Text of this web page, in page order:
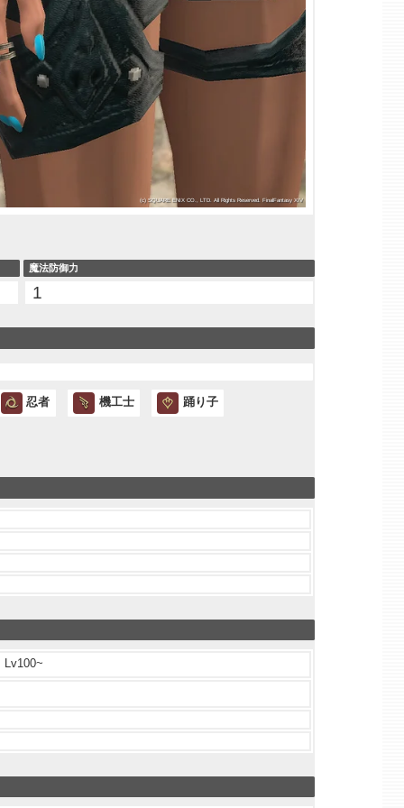
魔法防御力
1
忍者 機工士 踊り子
Lv100~